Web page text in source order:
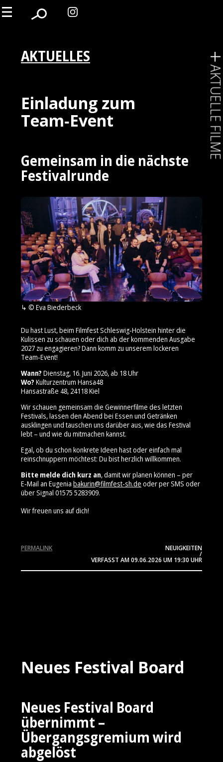
AKTUELLES
Einladung zum
Team‑Event
Gemeinsam in die nächste
Festivalrunde
© Eva Biederbeck
Du hast Lust, beim Filmfest Schleswig‑Holstein hinter die
Kulissen zu schauen oder dich ab der kommenden Ausgabe
2027 zu engagieren? Dann komm zu unserem lockeren
Team‑Event!
Wann? Dienstag, 16. Juni 2026, ab 18 Uhr
Wo? Kulturzentrum Hansa48
Hansastraße 48, 24118 Kiel
Wir schauen gemeinsam die Gewinnerfilme des letzten
Festivals, lassen den Abend bei Essen und Getränken
ausklingen und tauschen uns darüber aus, wie das Festival
lebt – und wie du mitmachen kannst.
Egal, ob du schon konkrete Ideen hast oder einfach mal
reinschnuppern möchtest: Du bist herzlich willkommen.
Bitte melde dich kurz an, damit wir planen können – per
E‑Mail an Eugenia bakurin@filmfest-sh.de oder per SMS oder
über Signal 01575 5283909⁩.
Wir freuen uns auf dich!
NEUIGKEITEN
/
VERFASST AM09.06.2026 UM 19:30 UHR
PERMALINK
Neues Festival Board
Neues Festival Board
übernimmt –
Übergangsgremium wird
abgelöst